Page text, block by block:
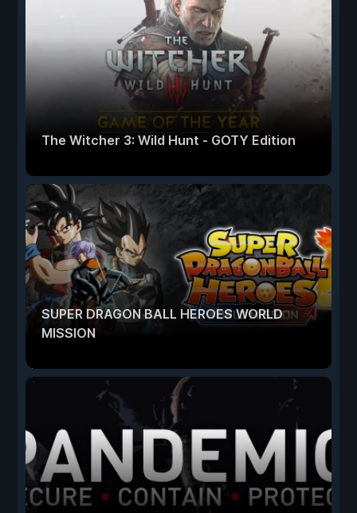
The Witcher 3: Wild Hunt - GOTY Edition
SUPER DRAGON BALL HEROES WORLD
MISSION